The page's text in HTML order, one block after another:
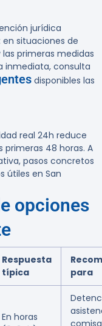
jurídica
situaciones de
primeras medidas
inmediata, consulta
disponibles las
real 24h reduce
primeras 48 horas. A
pasos concretos
útiles en San
opciones
Respuesta
típica
para
En horas